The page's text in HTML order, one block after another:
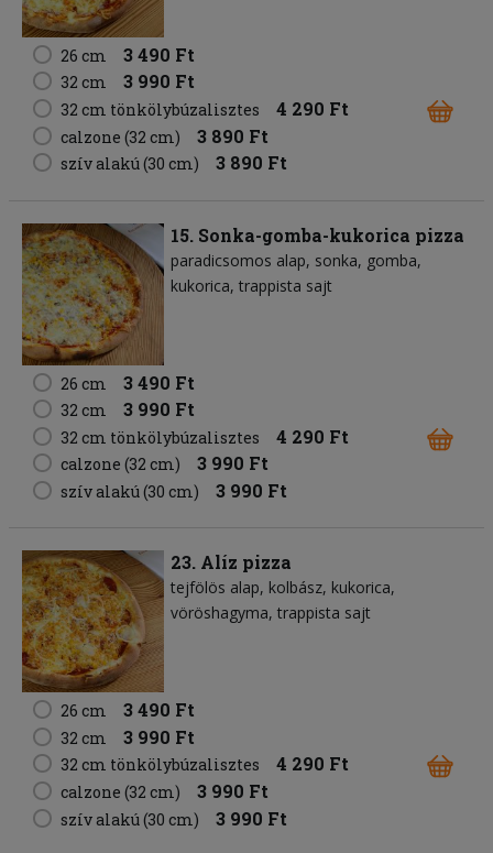
26 cm 3 490 Ft
32 cm 3 990 Ft
32 cm tönkölybúzalisztes 4 290 Ft
calzone (32 cm) 3 890 Ft
szív alakú (30 cm) 3 890 Ft
15. Sonka-gomba-kukorica pizza
paradicsomos alap sonka gomba
kukorica trappista sajt
26 cm 3 490 Ft
32 cm 3 990 Ft
32 cm tönkölybúzalisztes 4 290 Ft
calzone (32 cm) 3 990 Ft
szív alakú (30 cm) 3 990 Ft
23. Alíz pizza
tejfölös alap kolbász kukorica
vöröshagyma trappista sajt
26 cm 3 490 Ft
32 cm 3 990 Ft
32 cm tönkölybúzalisztes 4 290 Ft
calzone (32 cm) 3 990 Ft
szív alakú (30 cm) 3 990 Ft